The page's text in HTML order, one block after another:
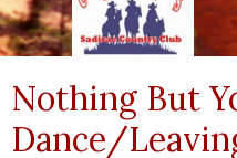
Nothing But
Dance/